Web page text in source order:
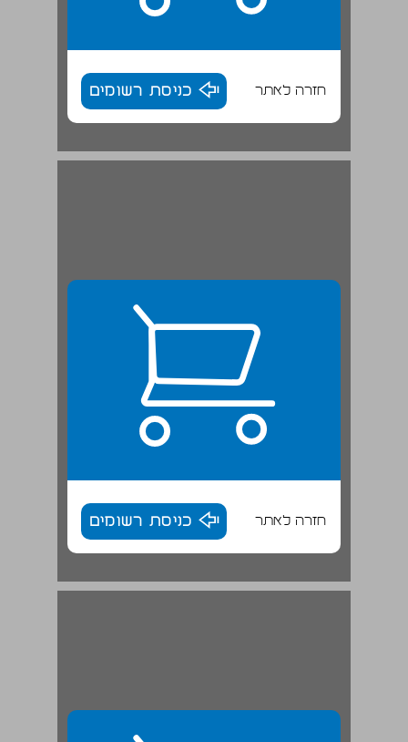
חזרה לאתר כניסת רשומים
חזרה לאתר כניסת רשומים